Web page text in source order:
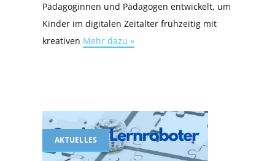
Pädagoginnen und Pädagogen entwickelt, um
Kinder im digitalen Zeitalter frühzeitig mit
kreativen Mehr dazu »
AKTUELLES